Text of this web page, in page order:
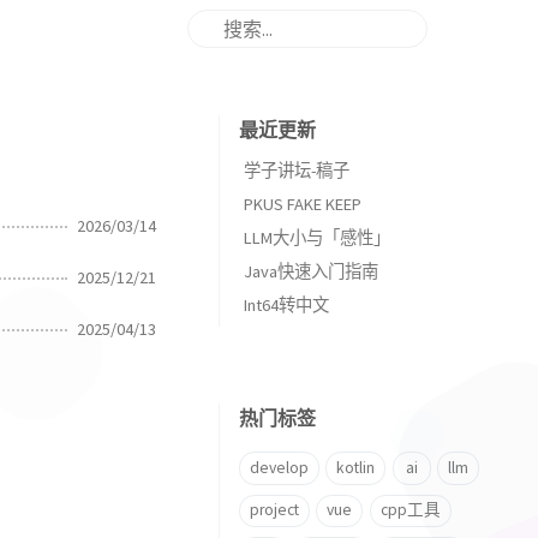
2026/03/14
2025/12/21
2025/04/13
最近更新
学子讲坛-稿子
PKUS FAKE KEEP
LLM大小与「感性」
Java快速入门指南
Int64转中文
热门标签
develop kotlin ai llm
project vue cpp工具